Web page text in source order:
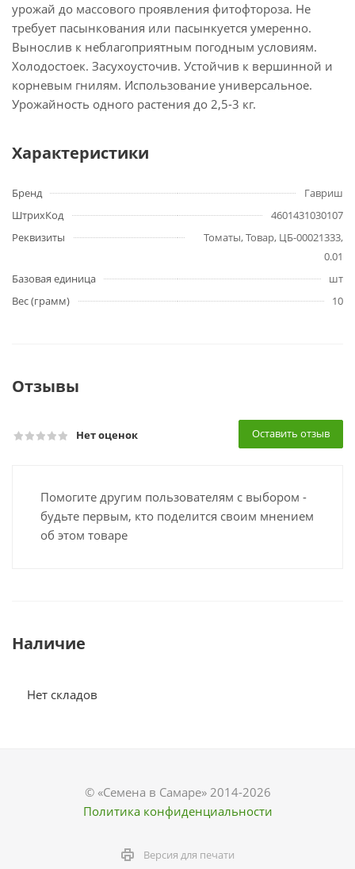
урожай до массового проявления фитофтороза. Не
требует пасынкования или пасынкуется умеренно.
Вынослив к неблагоприятным погодным условиям.
Холодостоек. Засухоусточив. Устойчив к вершинной и
корневым гнилям. Использование универсальное.
Урожайность одного растения до 2,5-3 кг.
Характеристики
Бренд
Гавриш
ШтрихКод
4601431030107
Реквизиты
Томаты, Товар, ЦБ-00021333,
0.01
Базовая единица
шт
Вес (грамм)
10
Отзывы
Нет оценок Оставить отзыв
Помогите другим пользователям с выбором -
будьте первым, кто поделится своим мнением
об этом товаре
Наличие
Нет складов
© «Семена в Самаре» 2014-2026
Политика конфиденциальности
Версия для печати